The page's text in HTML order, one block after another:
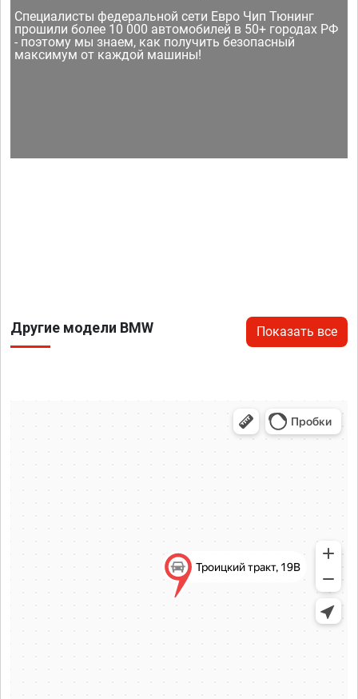
Специалисты федеральной сети Евро Чип Тюнинг
прошили более 10 000 автомобилей в 50+ городах РФ
- поэтому мы знаем, как получить безопасный
максимум от каждой машины!
Другие модели BMW Показать все